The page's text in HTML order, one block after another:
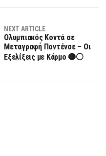
NEXT ARTICLE
Ολυμπιακός Κοντά σε
Μεταγραφή Ποντένσε – Οι
Εξελίξεις με Κάρμο 🔴⚪